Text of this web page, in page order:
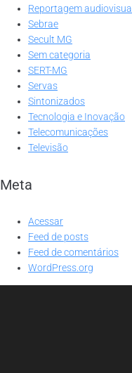
Reportagem audiovisual
Sebrae
Secult MG
Sem categoria
SERT-MG
Servas
Sintonizados
Tecnologia e Inovação
Telecomunicações
Televisão
Meta
Acessar
Feed de posts
Feed de comentários
WordPress.org